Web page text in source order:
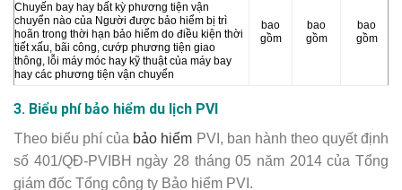
Chuyến bay hay bất kỳ phương tiện vận
chuyển nào của Người được bảo hiểm bị trì
hoãn trong thời hạn bảo hiểm do điều kiện thời
tiết xấu, bãi công, cướp phương tiện giao
thông, lỗi máy móc hay kỹ thuật của máy bay
hay các phương tiện vận chuyển
bao
gồm
bao
gồm
bao
gồm
3. Biểu phí bảo hiểm du lịch PVI
Theo biểu phí của bảo hiểm PVI, ban hành theo quyết định
số 401/QĐ-PVIBH ngày 28 tháng 05 năm 2014 của Tổng
giám đốc Tổng công ty Bảo hiểm PVI.